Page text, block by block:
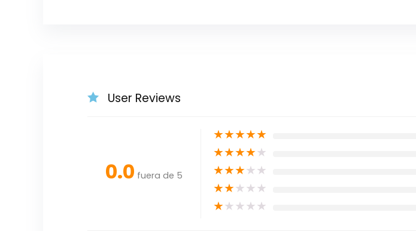
User Reviews
0.0 fuera de 5
★★★★★
★★★★★
★★★★★
★★★★★
★★★★★